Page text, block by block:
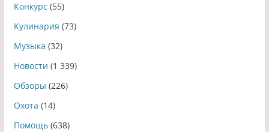
Конкурс (55)
Кулинария (73)
Музыка (32)
Новости (1 339)
Обзоры (226)
Охота (14)
Помощь(638)